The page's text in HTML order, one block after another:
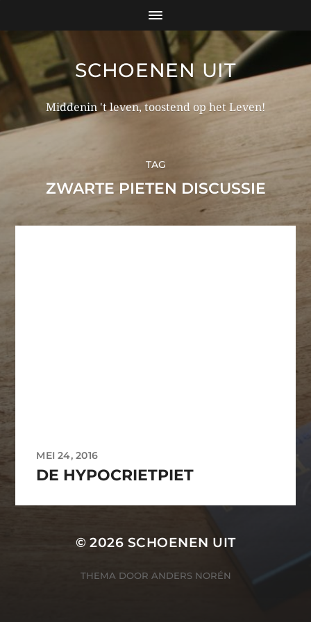
SCHOENEN UIT
Middenin 't leven, toostend op het Leven!
TAG
ZWARTE PIETEN DISCUSSIE
MEI 24, 2016
DE HYPOCRIETPIET
© 2026 SCHOENEN UIT
THEMA DOOR ANDERS NORÉN